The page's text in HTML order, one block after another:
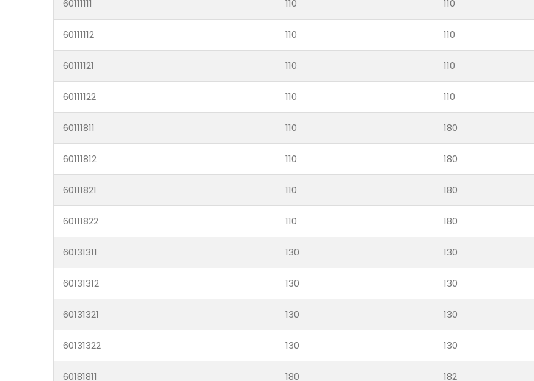
60111111 110 110
60111112 110 110
60111121 110 110
60111122 110 110
60111811 110 180
60111812 110 180
60111821 110 180
60111822 110 180
60131311 130 130
60131312 130 130
60131321 130 130
60131322 130 130
60181811 180 182